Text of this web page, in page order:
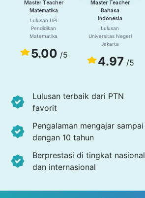
Master Teacher
Matematika
Lulusan UPI
Pendidikan
Matematika
5.00 /5
Master Teacher
Bahasa
Indonesia
Lulusan
Universitas Negeri
Jakarta
4.97 /5
Lulusan terbaik dari PTN
favorit
Pengalaman mengajar sampai
dengan 10 tahun
Berprestasi di tingkat nasional
dan internasional